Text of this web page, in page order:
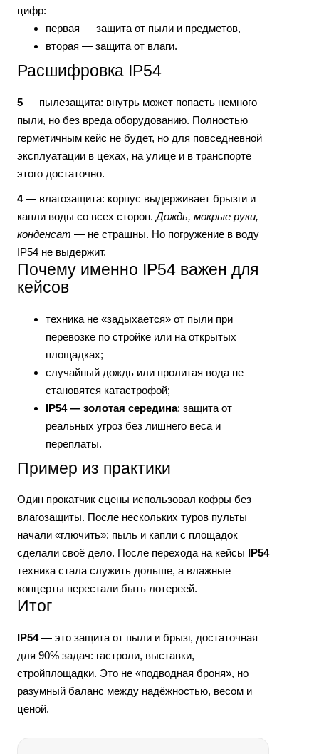
цифр:
первая — защита от пыли и предметов,
вторая — защита от влаги.
Расшифровка IP54
5 — пылезащита: внутрь может попасть немного
пыли, но без вреда оборудованию. Полностью
герметичным кейс не будет, но для повседневной
эксплуатации в цехах, на улице и в транспорте
этого достаточно.
4— влагозащита: корпус выдерживает брызги и
капли воды со всех сторон.Дождь, мокрые руки,
конденсат — не страшны. Но погружение в воду
IP54 не выдержит.
Почему именно IP54 важен для
кейсов
техника не «задыхается» от пыли при
перевозке по стройке или на открытых
площадках;
случайный дождь или пролитая вода не
становятся катастрофой;
IP54 — золотая середина: защита от
реальных угроз без лишнего веса и
переплаты.
Пример из практики
Один прокатчик сцены использовал кофры без
влагозащиты. После нескольких туров пульты
начали «глючить»: пыль и капли с площадок
сделали своё дело. После перехода на кейсы IP54
техника стала служить дольше, а влажные
концерты перестали быть лотереей.
Итог
IP54— это защита от пыли и брызг, достаточная
для 90% задач: гастроли, выставки,
стройплощадки. Это не «подводная броня», но
разумный баланс между надёжностью, весом и
ценой.